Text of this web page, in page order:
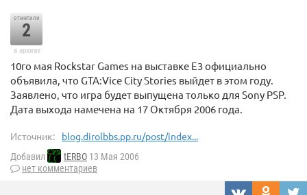
отметили
2
в архиве
10го мая Rockstar Games на выставке E3 официально
объявила, что GTA:Vice City Stories выйдет в этом году.
Заявлено, что игра будет выпущена только для Sony PSP.
Дата выхода намечена на 17 Октября 2006 года.
Источник: blog.dirolbbs.pp.ru/post/index...
Добавил tERBO 13 Мая 2006
нет комментариев